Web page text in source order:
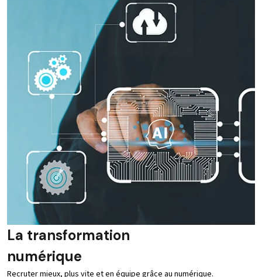
La transformation
numérique
Recruter mieux, plus vite et en équipe grâce au numérique.